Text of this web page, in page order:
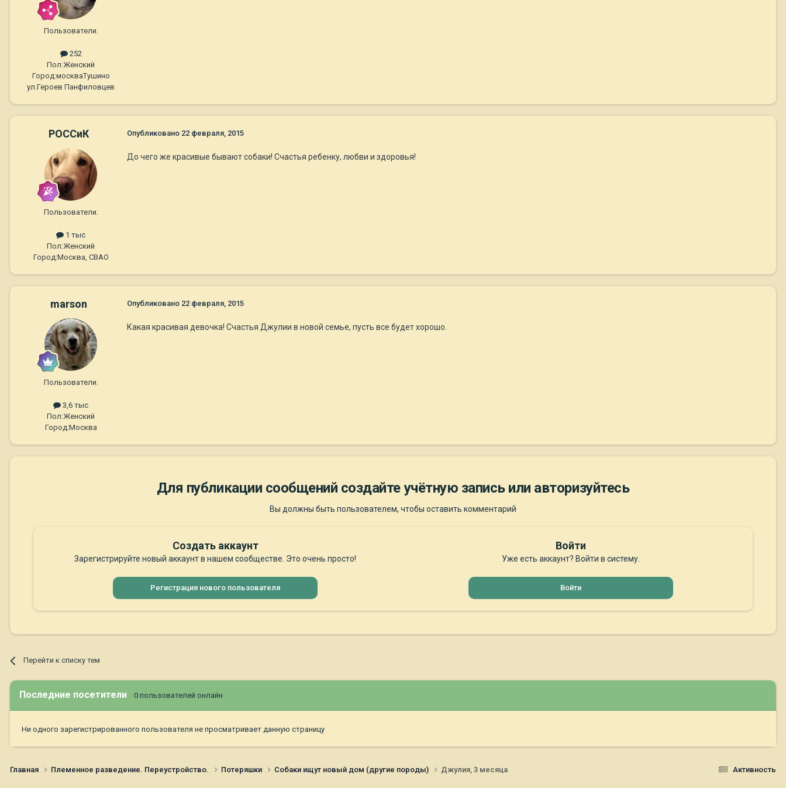
Пользователи.
252
Пол:Женский
Город:москваТушино
ул.Героев Панфиловцев
РОССиК
Пользователи.
1 тыс
Пол:Женский
Город:Москва, СВАО
Опубликовано 22 февраля, 2015
До чего же красивые бывают собаки! Счастья ребенку, любви и здоровья!
marson
Пользователи.
3,6 тыс
Пол:Женский
Город:Москва
Опубликовано 22 февраля, 2015
Какая красивая девочка! Счастья Джулии в новой семье, пусть все будет хорошо.
Для публикации сообщений создайте учётную запись или авторизуйтесь
Вы должны быть пользователем, чтобы оставить комментарий
Создать аккаунт
Зарегистрируйте новый аккаунт в нашем сообществе. Это очень просто!
Регистрация нового пользователя
Войти
Уже есть аккаунт? Войти в систему.
Войти
Перейти к списку тем
Последние посетители 0 пользователей онлайн
Ни одного зарегистрированного пользователя не просматривает данную страницу
Активность
Главная Племенное разведение. Переустройство. Потеряшки Собаки ищут новый дом (другие породы) Джулия, 3 месяца